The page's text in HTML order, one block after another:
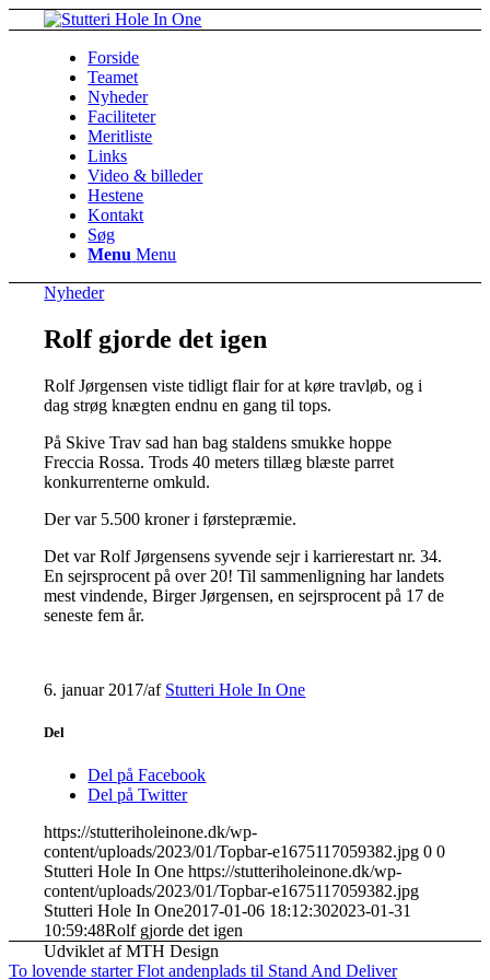
Forside
Teamet
Nyheder
Faciliteter
Meritliste
Links
Video & billeder
Hestene
Kontakt
Søg
Menu Menu
Nyheder
Rolf gjorde det igen
Rolf Jørgensen viste tidligt flair for at køre travløb, og i
dag strøg knægten endnu en gang til tops.
På Skive Trav sad han bag staldens smukke hoppe
Freccia Rossa. Trods 40 meters tillæg blæste parret
konkurrenterne omkuld.
Der var 5.500 kroner i førstepræmie.
Det var Rolf Jørgensens syvende sejr i karrierestart nr. 34.
En sejrsprocent på over 20! Til sammenligning har landets
mest vindende, Birger Jørgensen, en sejrsprocent på 17 de
seneste fem år.
6. januar 2017/af Stutteri Hole In One
Del
Del på Facebook
Del på Twitter
https://stutteriholeinone.dk/wp-
content/uploads/2023/01/Topbar-e1675117059382.jpg 0 0
Stutteri Hole In One https://stutteriholeinone.dk/wp-
content/uploads/2023/01/Topbar-e1675117059382.jpg
Stutteri Hole In One2017-01-06 18:12:302023-01-31
10:59:48Rolf gjorde det igen
Udviklet af MTH Design
To lovende starter Flot andenplads til Stand And Deliver